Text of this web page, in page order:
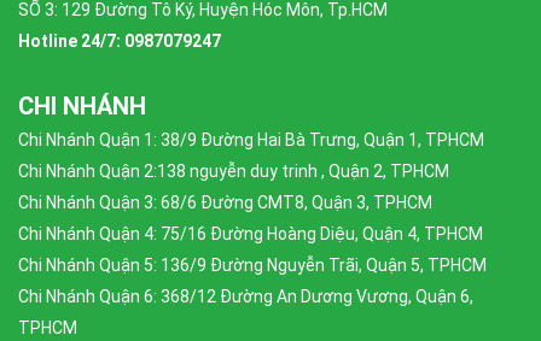
SỐ 3: 129 Đường Tô Ký, Huyện Hóc Môn, Tp.HCM
Hotline 24/7: 0987079247
CHI NHÁNH
Chi Nhánh Quận 1: 38/9 Đường Hai Bà Trưng, Quận 1, TPHCM
Chi Nhánh Quận 2:138 nguyễn duy trinh , Quận 2, TPHCM
Chi Nhánh Quận 3: 68/6 Đường CMT8, Quận 3, TPHCM
Chi Nhánh Quận 4: 75/16 Đường Hoàng Diệu, Quận 4, TPHCM
Chi Nhánh Quận 5: 136/9 Đường Nguyễn Trãi, Quận 5, TPHCM
Chi Nhánh Quận 6: 368/12 Đường An Dương Vương, Quận 6,
TPHCM